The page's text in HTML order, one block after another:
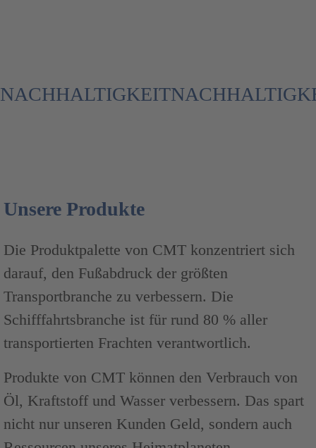
NACHHALTIGKEIT
Unsere Produkte
Die Produktpalette von CMT konzentriert sich
darauf, den Fußabdruck der größten
Transportbranche zu verbessern. Die
Schifffahrtsbranche ist für rund 80 % aller
transportierten Frachten verantwortlich.
Produkte von CMT können den Verbrauch von
Öl, Kraftstoff und Wasser verbessern. Das spart
nicht nur unseren Kunden Geld, sondern auch